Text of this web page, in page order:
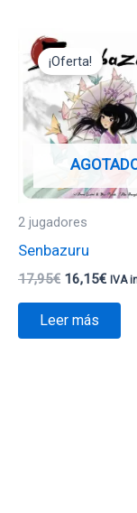
¡Oferta!
2 jugadores
Senbazuru
17,95€
precio
original
era:
17,95€.
16,15€
es:
IVA
Leer más